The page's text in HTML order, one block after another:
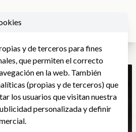
y de terceros para fines
que permiten el correcto
en la web. También
(propias y de terceros) que
los usuarios que visitan nuestra
personalizada y definir